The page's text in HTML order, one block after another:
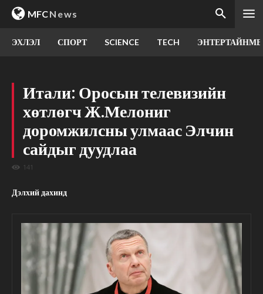
MFCNews
ЭХЛЭЛ СПОРТ SCIENCE TECH
Итали: Оросын телевизийн
хөтлөгч Ж.Мелониг
доромжилсны улмаас Элчин
сайдыг дуудлаа
141
Дэлхий дахинд